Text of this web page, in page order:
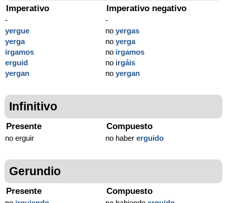
Imperativo
-
yergue
yerga
irgamos
erguid
yergan
Imperativo negativo
-
noyergas
noyerga
no irgamos
no irgáis
noyergan
Infinitivo
Presente
no erguir
Compuesto
no habererguido
Gerundio
Presente Compuesto